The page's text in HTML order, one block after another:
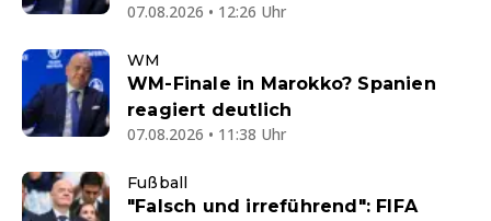
07.08.2026 • 12:26 Uhr
WM
WM-Finale in Marokko? Spanien
reagiert deutlich
07.08.2026 • 11:38 Uhr
Fußball
"Falsch und irreführend": FIFA